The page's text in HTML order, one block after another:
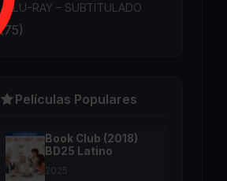
BLU-RAY – SUBTITULADO
(75)
Películas Populares
Book Club (2018)
BD25 Latino
2025